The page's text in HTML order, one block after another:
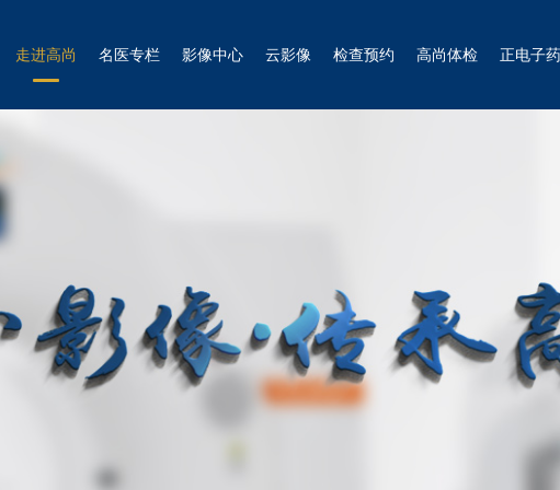
走进高尚 名医专栏 影像中心 云影像 检查预约 高尚体检 正电子